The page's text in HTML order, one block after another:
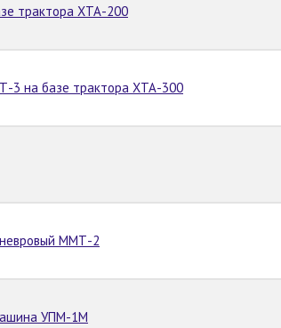
трактора ХТА-200
3 на базе трактора ХТА-300
ММТ-2
УПМ-1М